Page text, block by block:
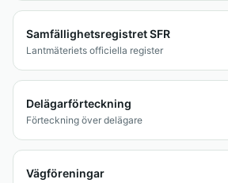
Samfällighetsregistret SFR
Lantmäteriets officiella register
Delägarförteckning
Förteckning över delägare
Vägföreningar